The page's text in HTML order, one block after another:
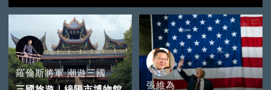
羅倫斯將軍 潮遊三國
張維為